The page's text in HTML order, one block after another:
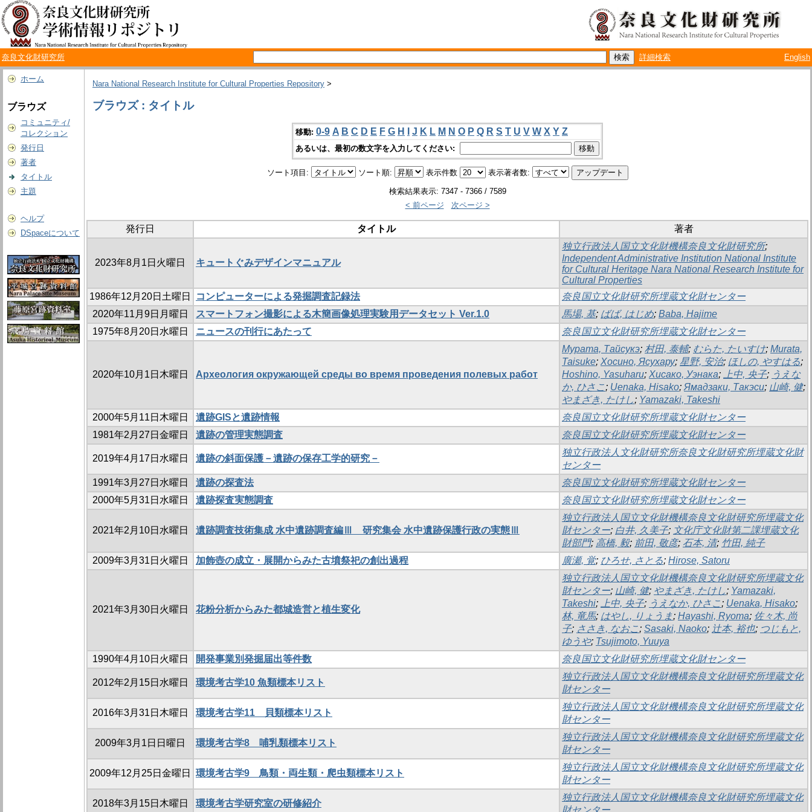
奈良文化財研究所 詳細検索 English
ホーム
ブラウズ
コミュニティ/
コレクション
発行日
著者
タイトル
主題
ヘルプ
DSpaceについて
Nara National Research Institute for Cultural Properties Repository >
ブラウズ : タイトル
移動: 0-9 A B C D E F G H J K L M N O P Q R S T U V W X Y Z
あるいは、最初の数文字を入力してください:
ソート項目: ソート順: 表示件数 表示著者数:
検索結果表示: 7347 - 7366 / 7589
< 前ページ
次ページ >
発行日 タイトル 著者
2023年8月1日火曜日 キュートぐみデザインマニュアル
独立行政法人国立文化財機構奈良文化財研究所;
Independent Administrative Institution National Institute
for Cultural Heritage Nara National Research Institute for
Cultural Properties
1986年12月20日土曜日
コンピューターによる発掘調査記録法
奈良国立文化財研究所埋蔵文化財センター
2020年11月9日月曜日
スマートフォン撮影による木簡画像処理実験用データセット Ver.1.0 馬場, 基; ばば, はじめ; Baba, Hajime
1975年8月20日水曜日
ニュースの刊行にあたって 奈良国立文化財研究所埋蔵文化財センター
2020年10月1日木曜日 Археология окружающей среды во время проведения полевых работ
Мурата, Тайсукэ; 村田, 泰輔; むらた, たいすけ; Murata,
Taisuke; Хосино, Ясухару; 星野, 安治; ほしの, やすはる;
Hoshino, Yasuharu; Хисако, Уэнака; 上中, 央子; うえな
か, ひさこ; Uenaka, Hisako; Ямадзаки, Такэси; 山崎, 健;
やまざき, たけし; Yamazaki, Takeshi
2000年5月11日木曜日
遺跡GISと遺跡情報
奈良国立文化財研究所埋蔵文化財センター
1981年2月27日金曜日
遺跡の管理実態調査 奈良国立文化財研究所埋蔵文化財センター
2019年4月17日水曜日 遺跡の斜面保護－遺跡の保存工学的研究－
独立行政法人文化財研究所奈良文化財研究所埋蔵文化財
センター
1991年3月27日水曜日
遺跡の探査法
奈良国立文化財研究所埋蔵文化財センター
2000年5月31日水曜日
遺跡探査実態調査 奈良国立文化財研究所埋蔵文化財センター
2021年2月10日水曜日 遺跡調査技術集成 水中遺跡調査編Ⅲ 研究集会 水中遺跡保護行政の実態Ⅲ
独立行政法人国立文化財機構奈良文化財研究所埋蔵文化
財センター; 白井, 久美子; 文化庁文化財第二課埋蔵文化
財部門; 高橋, 毅; 前田, 敬彦; 石本, 清; 竹田, 純子
2009年3月31日火曜日
加飾壺の成立・展開からみた古墳祭祀の創出過程 廣瀬, 覚; ひろせ, さとる; Hirose, Satoru
2021年3月30日火曜日 花粉分析からみた都城造営と植生変化
独立行政法人国立文化財機構奈良文化財研究所埋蔵文化
財センター; 山崎, 健; やまざき, たけし; Yamazaki,
Takeshi; 上中, 央子; うえなか, ひさこ; Uenaka, Hisako;
林, 竜馬; はやし, りょうま; Hayashi, Ryoma; 佐々木, 尚
子; ささき, なおこ; Sasaki, Naoko; 辻本, 裕也; つじもと,
ゆうや; Tsujimoto, Yuuya
1990年4月10日火曜日
開発事業別発掘届出等件数 奈良国立文化財研究所埋蔵文化財センター
2012年2月15日水曜日 環境考古学10 魚類標本リスト
独立行政法人国立文化財機構奈良文化財研究所埋蔵文化
財センター
2016年3月31日木曜日 環境考古学11 貝類標本リスト
独立行政法人国立文化財機構奈良文化財研究所埋蔵文化
財センター
2009年3月1日日曜日 環境考古学8 哺乳類標本リスト
独立行政法人国立文化財機構奈良文化財研究所埋蔵文化
財センター
2009年12月25日金曜日 環境考古学9 鳥類・両生類・爬虫類標本リスト
独立行政法人国立文化財機構奈良文化財研究所埋蔵文化
財センター
2018年3月15日木曜日 環境考古学研究室の研修紹介
独立行政法人国立文化財機構奈良文化財研究所埋蔵文化